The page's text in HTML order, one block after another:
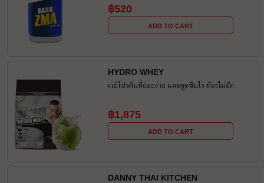
฿520
ADD TO CART
HYDRO WHEY
เวย์โปรตีนที่ย่อยง่าย และดูดซึมไว ท้องไม่อืด
฿1,875
ADD TO CART
DANNY THAI KITCHEN